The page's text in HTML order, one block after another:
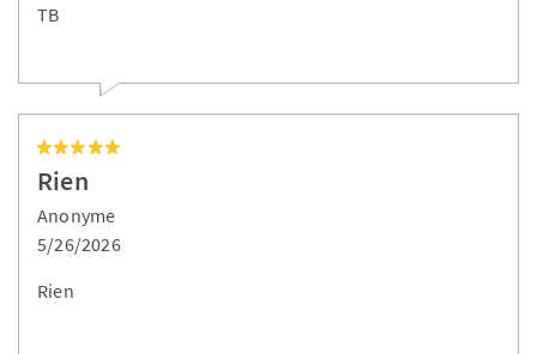
TB
Rien
Anonyme
5/26/2026
Rien